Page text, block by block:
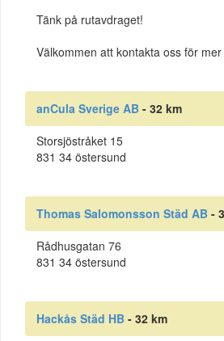
Tänk på rutavdraget!
Välkommen att kontakta oss för
anCula Sverige AB - 32 km
Storsjöstråket 15
831 34 östersund
Thomas Salomonsson Städ AB -
Rådhusgatan 76
831 34 östersund
Hackås Städ HB - 32 km